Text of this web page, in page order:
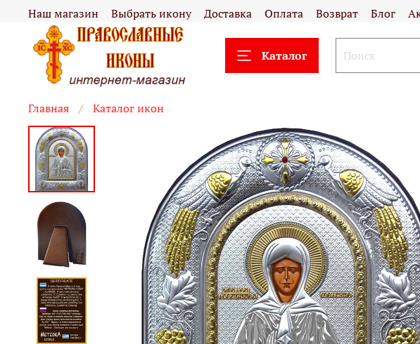
Наш магазин Выбрать икону Доставка Оплата Возврат Блог
Каталог
Главная Каталог икон